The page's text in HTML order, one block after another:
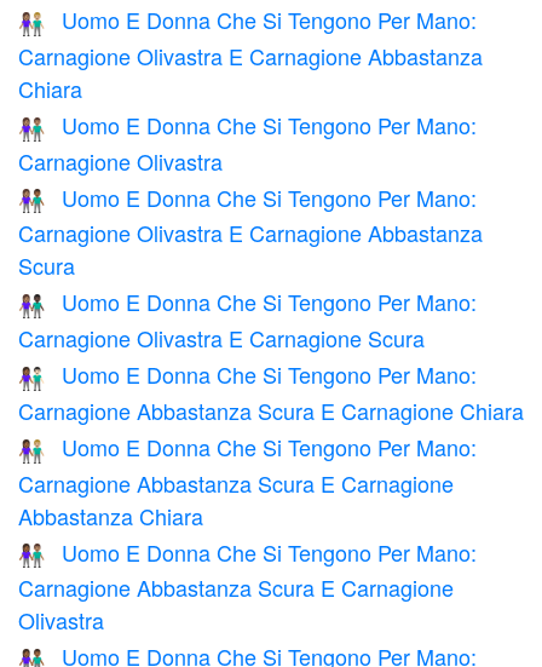
👩🏽‍🤝‍👨🏼
Uomo E Donna Che Si Tengono Per Mano:
Carnagione Olivastra E Carnagione Abbastanza
Chiara
👫🏽
Uomo E Donna Che Si Tengono Per Mano:
Carnagione Olivastra
👩🏽‍🤝‍👨🏾
Uomo E Donna Che Si Tengono Per Mano:
Carnagione Olivastra E Carnagione Abbastanza
Scura
👩🏽‍🤝‍👨🏿
Uomo E Donna Che Si Tengono Per Mano:
Carnagione Olivastra E Carnagione Scura
👩🏾‍🤝‍👨🏻
Uomo E Donna Che Si Tengono Per Mano:
Carnagione Abbastanza Scura E Carnagione Chiara
👩🏾‍🤝‍👨🏼
Uomo E Donna Che Si Tengono Per Mano:
Carnagione Abbastanza Scura E Carnagione
Abbastanza Chiara
👩🏾‍🤝‍👨🏽
Uomo E Donna Che Si Tengono Per Mano:
Carnagione Abbastanza Scura E Carnagione
Olivastra
👫🏾
Uomo E Donna Che Si Tengono Per Mano: